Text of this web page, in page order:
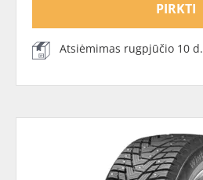
PIRKTI
Atsiėmimas rugpjūčio 10 d.